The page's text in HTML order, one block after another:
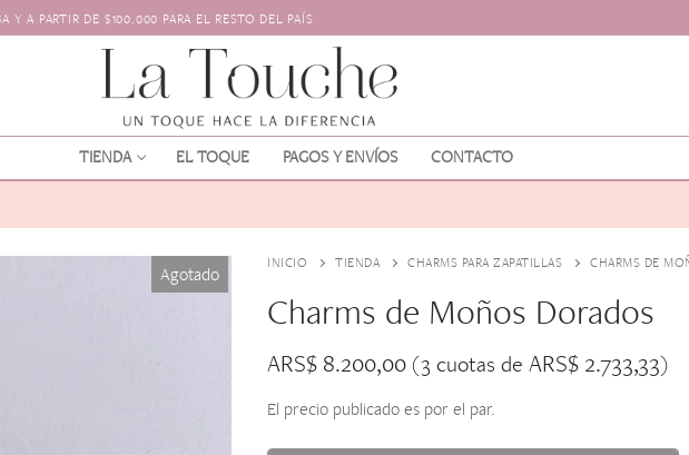
A PARTIR DE $100.000 PARA EL RESTO DEL PAÍS
TIENDA EL TOQUE PAGOS Y ENVÍOS CONTACTO
Agotado INICIO TIENDA CHARMS PARA ZAPATILLAS CHARMS DE
Charms de Moños Dorados
ARS$ 8.200,00 (3 cuotas de ARS$ 2.733,33)
El precio publicado es por el par.